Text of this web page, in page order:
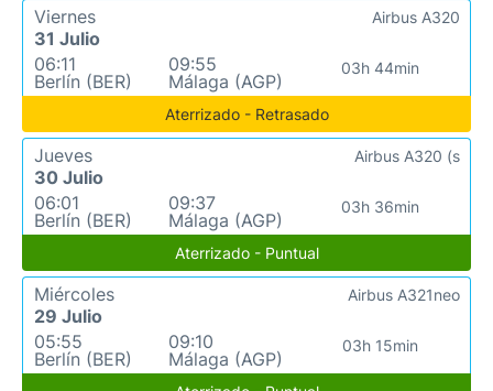
Viernes
31 Julio
06:11
Berlín (BER)
09:55
Málaga (AGP)
03h 44min
Airbus A320
Aterrizado - Retrasado
Jueves
30 Julio
06:01
Berlín (BER)
09:37
Málaga (AGP)
03h 36min
Airbus A320 (s
Aterrizado - Puntual
Miércoles
29 Julio
05:55
Berlín (BER)
09:10
Málaga (AGP)
03h 15min
Airbus A321neo